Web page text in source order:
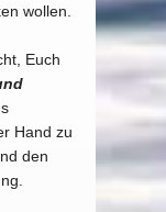
wollen.
Euch
Hand zu
den